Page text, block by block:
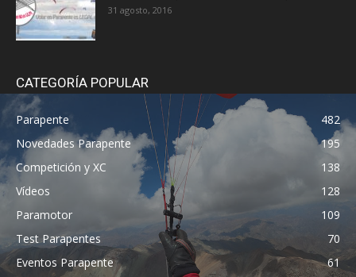
31 agosto, 2016
CATEGORÍA POPULAR
Parapente
482
Novedades Parapente
195
Competición y XC
138
Vídeos
128
Paramotor
109
Test Parapentes
70
Eventos Parapente
61